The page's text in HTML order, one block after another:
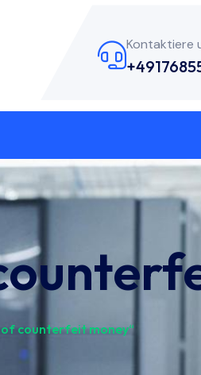
Kontaktiere
counterfeit money“